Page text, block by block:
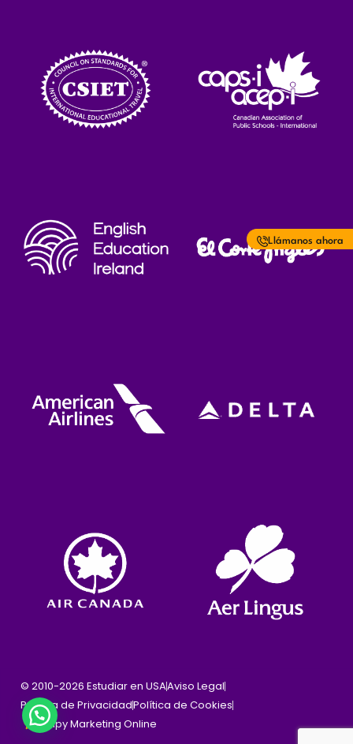
Llámanos ahora
© 2010-2026 Estudiar en USAAviso Legal
Política de PrivacidadPolítica de Cookies
Cinpy Marketing Online